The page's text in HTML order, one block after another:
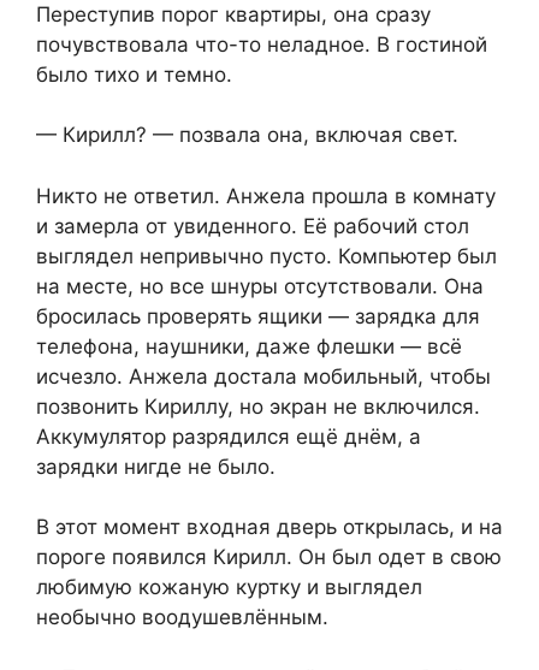
Переступив порог квартиры, она сразу
почувствовала что-то неладное. В гостиной
было тихо и темно.
— Кирилл? — позвала она, включая свет.
Никто не ответил. Анжела прошла в комнату
и замерла от увиденного. Её рабочий стол
выглядел непривычно пусто. Компьютер был
на месте, но все шнуры отсутствовали. Она
бросилась проверять ящики — зарядка для
телефона, наушники, даже флешки — всё
исчезло. Анжела достала мобильный, чтобы
позвонить Кириллу, но экран не включился.
Аккумулятор разрядился ещё днём, а
зарядки нигде не было.
В этот момент входная дверь открылась, и на
пороге появился Кирилл. Он был одет в свою
любимую кожаную куртку и выглядел
необычно воодушевлённым.